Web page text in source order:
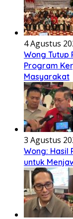
4 Agustus
Wong Tutup
Program
Masyarakat
3 Agustus
Wong: Hasil
untuk